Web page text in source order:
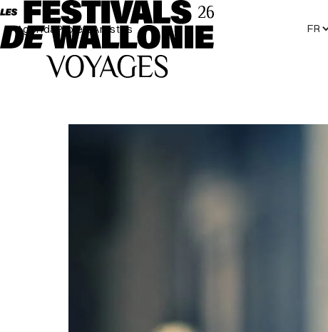
AgendaProjetsArtistes FR